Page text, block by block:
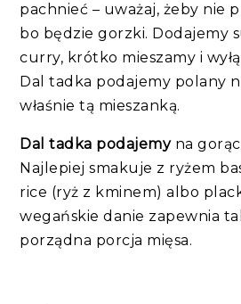
pachnieć – uważaj, żeby nie
bo będzie gorzki. Dodajemy
curry, krótko mieszamy i
Dal tadka podajemy polany
właśnie tą mieszanką.
Dal tadka podajemy na
Najlepiej smakuje z ryżem
rice (ryż z kminem) albo
wegańskie danie zapewnia
porządna porcja mięsa.